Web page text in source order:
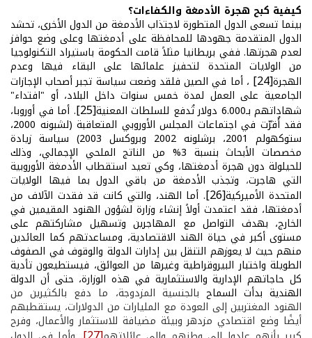
كيفية كبح هجرة الأدمغة والكفاءات؟
بينما تسعى الدول المتطورة لاجتذاب الأدمغة من الدول الأخرى، تحشد
الدول المتقدمة جهودها للمحافظة على أدمغتها وعلى وضع حوافز
لعدم هجرتها. ففي بريطانيا مثلاً قامت الحكومة باستيراد التكنولوجيا
من الولايات المتحدة لتحفيز علمائها على البقاء فيها وعدم
الهجرة[24] ، أما في الصين فلقد وضعت سياسة تجبر أصحاب الإجازات
الجامعية على العمل لمدة خمس سنوات داخل البلاد، أو "افتداء"
شهاداتهم بـ6.000 دولار تُدفع للسلطات المعنية
[25] . أما في أوروبا،
فقد أُقرّت في اجتماعات المجلس الأوروبي المتعاقبة (لشبونه 2000،
ستوكهولم 2001، برشلونه 2002 وبروكسل 2003) سياسة زيادة
مخصصات الأبحاث بنسبة 3% من الناتج الملحي الإجمالي، وذلك
للحيلولة دون هجرة أدمغتها، وكي تعيد استقطاب الأدمغة الأوروبية
التي هاجرت، وتجذب الأدمغة من باقي الدول بما فيها الولايات
المتحدة الأميركية[26] . أما الهند، والتي كانت قد فقدت الآلاف من
أدمغتها، فقد اعتمدت أولاً إنشاء وزارة لشؤون الهنود المقيمين في
الخارج، بهدف التواصل مع المهاجرين وتسهيل مشاركتهم على
مستوى أكبر في حياة الهند الاقتصادية، ومساعدتهم كما العائدين
منهم حيث لا يعوزهم التنقل بين إدارات الدولة والوقوف في الصفوف
الطويلة واختبار البيروقراطية وغيرها من العوائق، فيستطيعون تأدية
كل حاجاتهم الإدارية والاستثمارية في هذه الوزارة، حتى أن الدولة
الهندية بدأت السماح بالجنسية المزدوجة، ما دفع بالكثيرين من
الهنود المغتربين إلى العودة مع المليارات من الدولارات، يستقطبهم
أيضًا وضع اقتصادي مزدهر وبيئة مضيافة للاستثمار والأعمال، وفرح